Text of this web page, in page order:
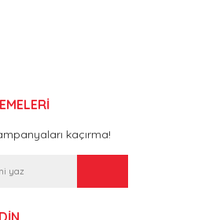
kaçırma!